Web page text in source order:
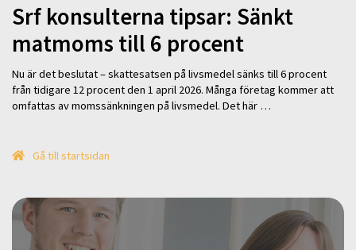
Srf konsulterna tipsar: Sänkt
matmoms till 6 procent
Nu är det beslutat – skattesatsen på livsmedel sänks till 6 procent
från tidigare 12 procent den 1 april 2026. Många företag kommer att
omfattas av momssänkningen på livsmedel. Det här …
Gå till startsidan